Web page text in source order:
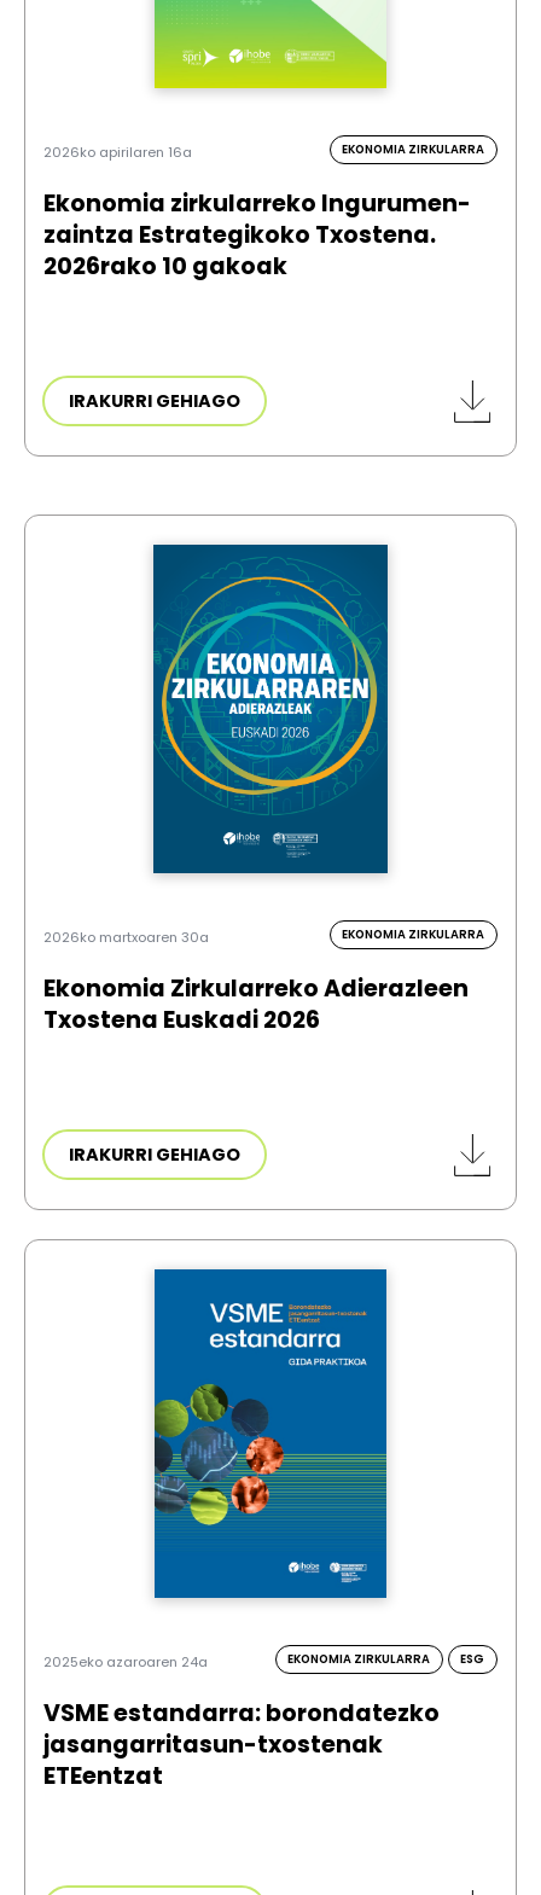
2026ko apirilaren 16a EKONOMIA ZIRKULARRA
Ekonomia zirkularreko Ingurumen-
zaintza Estrategikoko Txostena.
2026rako 10 gakoak
IRAKURRI GEHIAGO
2026ko martxoaren 30a EKONOMIA ZIRKULARRA
Ekonomia Zirkularreko Adierazleen
Txostena Euskadi 2026
IRAKURRI GEHIAGO
2025eko azaroaren 24a EKONOMIA ZIRKULARRA ESG
VSME estandarra: borondatezko
jasangarritasun-txostenak
ETEentzat